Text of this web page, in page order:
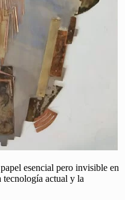
esencial pero invisible en
tecnología actual y la